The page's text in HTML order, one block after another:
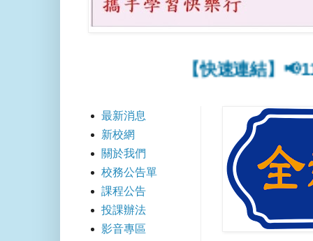
【快速連結】📢115
最新消息
新校網
關於我們
校務公告單
課程公告
投課辦法
影音專區